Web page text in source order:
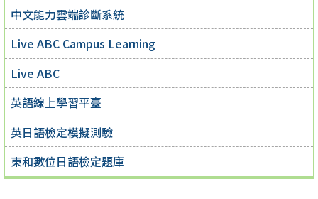
中文能力雲端診斷系統
Live ABC Campus Learning
Live ABC
英語線上學習平臺
英日語檢定模擬測驗
東和數位日語檢定題庫